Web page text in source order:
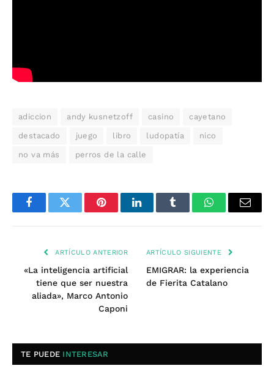
adiccion andy kusnetzoff casino cayetano
destacado juego libro ludopatía nico
no va más perros de la calle
FacebookTwitter PinterestLinkedInTumblr WhatsAppEmail
ARTÍCULO ANTERIOR
«La inteligencia artificial
tiene que ser nuestra
aliada», Marco Antonio
Caponi
ARTÍCULO SIGUIENTE
EMIGRAR: la experiencia
de Fierita Catalano
TE PUEDE INTERESAR